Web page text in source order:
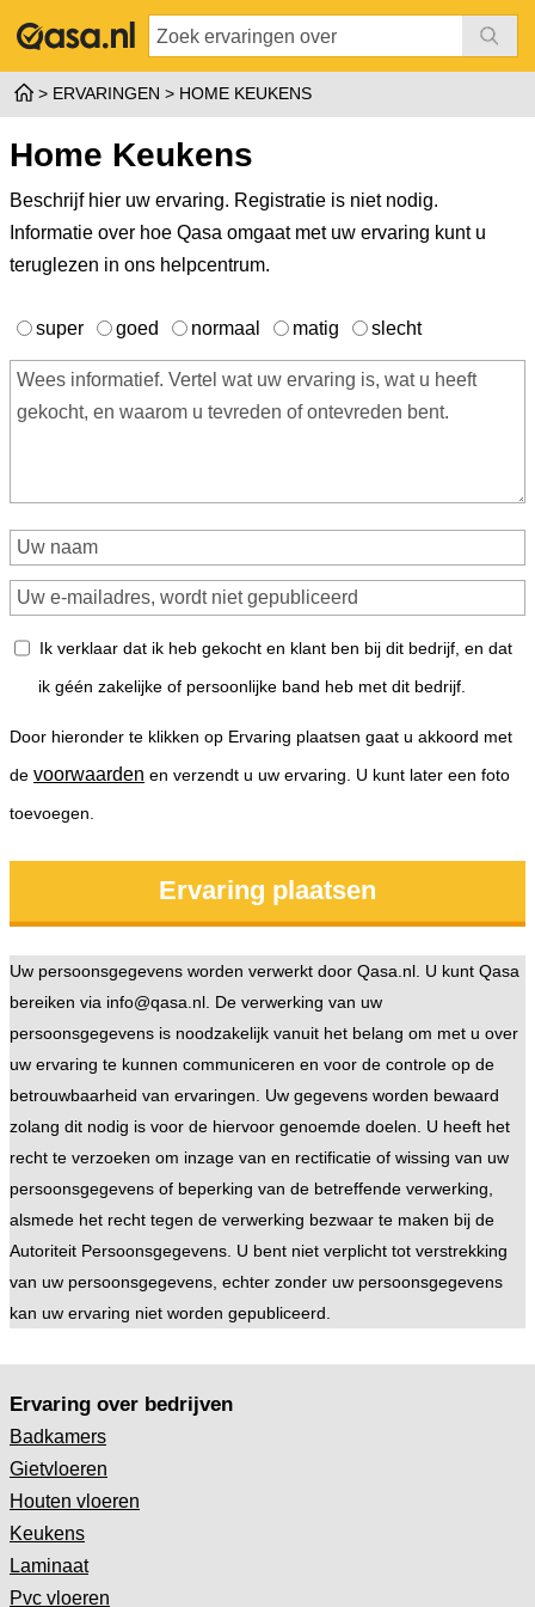
ERVARINGEN HOME KEUKENS
Home Keukens
Beschrijf hier uw ervaring. Registratie is niet nodig.
Informatie over hoe Qasa omgaat met uw ervaring kunt u
teruglezen in ons helpcentrum.
super goed normaal matig slecht
Ik verklaar dat ik heb gekocht en klant ben bij dit bedrijf, en dat
ik géén zakelijke of persoonlijke band heb met dit bedrijf.
Door hieronder te klikken op Ervaring plaatsen gaat u akkoord met
de voorwaarden en verzendt u uw ervaring. U kunt later een foto
toevoegen.
Uw persoonsgegevens worden verwerkt door Qasa.nl. U kunt Qasa
bereiken via info@qasa.nl. De verwerking van uw
persoonsgegevens is noodzakelijk vanuit het belang om met u over
uw ervaring te kunnen communiceren en voor de controle op de
betrouwbaarheid van ervaringen. Uw gegevens worden bewaard
zolang dit nodig is voor de hiervoor genoemde doelen. U heeft het
recht te verzoeken om inzage van en rectificatie of wissing van uw
persoonsgegevens of beperking van de betreffende verwerking,
alsmede het recht tegen de verwerking bezwaar te maken bij de
Autoriteit Persoonsgegevens. U bent niet verplicht tot verstrekking
van uw persoonsgegevens, echter zonder uw persoonsgegevens
kan uw ervaring niet worden gepubliceerd.
Ervaring over bedrijven
Badkamers
Gietvloeren
Houten vloeren
Keukens
Laminaat
Pvc vloeren